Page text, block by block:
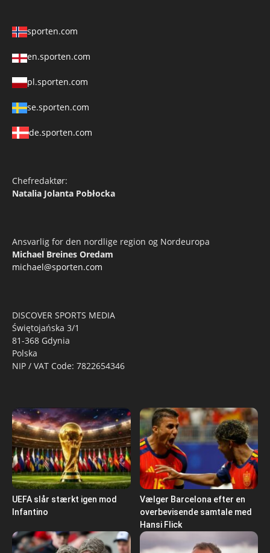
sporten.com
en.sporten.com
pl.sporten.com
se.sporten.com
de.sporten.com
Chefredaktør:
Natalia Jolanta Pobłocka
Ansvarlig for den nordlige region og Nordeuropa
Michael Breines Oredam
michael@sporten.com
DISCOVER SPORTS MEDIA
Świętojańska 3/1
81-368 Gdynia
Polska
NIP / VAT Code: 7822654346
UEFA slår stærkt igen mod
Infantino
Vælger Barcelona efter en
overbevisende samtale med
Hansi Flick